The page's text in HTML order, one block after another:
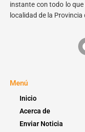
instante con todo lo
localidad de la Provincia
Menú
Inicio
Acerca de
Enviar Noticia